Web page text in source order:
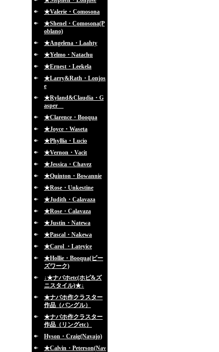
★Valerie・Comosona
★Shenel・Comosona(P
oblano)
★Angelena・Laahty
★Yelmo・Natachu
★Ernest・Leekela
★Larry&Rath・Lonjos
e
★Ryland&Claudia・G
asper
★Clarence・Booqua
★Joyce・Waseta
★Phyllia・Lucio
★Vernon・Vacit
★Jessica・Chavez
★Quinton・Bowannie
★Rose・Unkestine
★Judith・Calavaza
★Rose・Calavaza
★Justin・Natewa
★Pascal・Nakewa
★Carol ・Lateyice
★Hollie・Booqua(ビー
ズワーク)
↓★ナバホetc(ホピ&ズ
ニスタイル)★↓
★ナバホ作クラスター
作品（バングル）
★ナバホ作クラスター
作品（リングetc）
Hyson・Craig(Navajo)
★Calvin・Peterson(Nav